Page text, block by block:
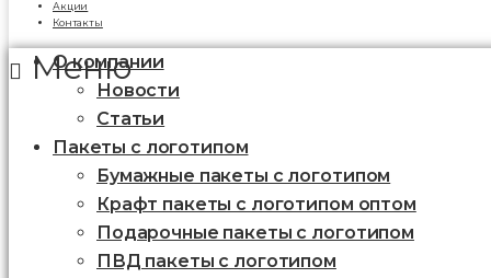
Акции
Контакты
Меню
О компании
Новости
Статьи
Пакеты с логотипом
Бумажные пакеты с логотипом
Крафт пакеты с логотипом оптом
Подарочные пакеты с логотипом
ПВД пакеты с логотипом